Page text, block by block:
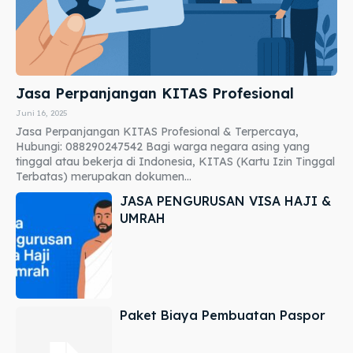
Jasa Perpanjangan KITAS Profesional
Juni 16, 2025
Jasa Perpanjangan KITAS Profesional & Terpercaya,
Hubungi: 088290247542 Bagi warga negara asing yang
tinggal atau bekerja di Indonesia, KITAS (Kartu Izin Tinggal
Terbatas) merupakan dokumen...
JASA PENGURUSAN VISA HAJI &
UMRAH
Paket Biaya Pembuatan Paspor